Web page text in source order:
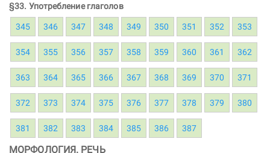
§33. Употребление глаголов
345 346 347 348 349 350 351 352 353
354 355 356 357 358 359 360 361 362
363 364 365 366 367 368 369 370 371
372 373 374 375 376 377 378 379 380
381 382 383 384 385 386 387
МОРФОЛОГИЯ. РЕЧЬ